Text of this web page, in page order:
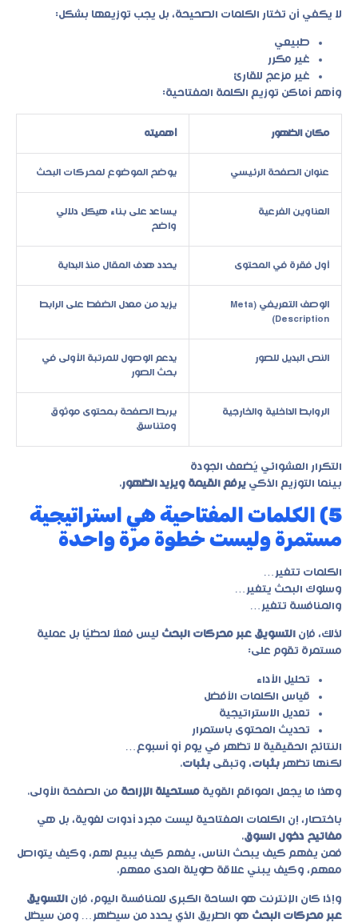
لا يكفي أن تختار الكلمات الصحيحة، بل يجب توزيعها بشكل:
طبيعي
غير مكرر
غير مزعج للقارئ
وأهم أماكن توزيع الكلمة المفتاحية:
مكان الظهور أهميته
عنوان الصفحة الرئيسي يوضح الموضوع لمحركات البحث
العناوين الفرعية
يساعد على بناء هيكل دلالي
واضح
أول فقرة في المحتوى يحدد هدف المقال منذ البداية
الوصف التعريفي (Meta
Description)
يزيد من معدل الضغط على الرابط
النص البديل للصور
يدعم الوصول للمرتبة الأولى في
بحث الصور
الروابط الداخلية والخارجية
يربط الصفحة بمحتوى موثوق
ومتناسق
التكرار العشوائي يُضعف الجودة
بينما التوزيع الذكي يرفع القيمة ويزيد الظهور.
5) الكلمات المفتاحية هي استراتيجية
مستمرة وليست خطوة مرة واحدة
الكلمات تتغير…
وسلوك البحث يتغير…
والمنافسة تتغير…
لذلك، فإن التسويق عبر محركات البحث ليس فعلًا لحظيًا بل عملية
مستمرة تقوم على:
تحليل الأداء
قياس الكلمات الأفضل
تعديل الاستراتيجية
تحديث المحتوى باستمرار
النتائج الحقيقية لا تظهر في يوم أو أسبوع…
لكنها تظهر بثبات، وتبقى بثبات.
وهذا ما يجعل المواقع القوية مستحيلة الإزاحة من الصفحة الأولى.
باختصار، إن الكلمات المفتاحية ليست مجرد أدوات لغوية، بل هي
مفاتيح دخول السوق.
فمن يفهم كيف يبحث الناس، يفهم كيف يبيع لهم، وكيف يتواصل
معهم، وكيف يبني علاقة طويلة المدى معهم.
وإذا كان الإنترنت هو الساحة الكبرى للمنافسة اليوم، فإن التسويق
عبر محركات البحث هو الطريق الذي يحدد من سيظهر… ومن سيظل